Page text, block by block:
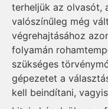
terheljük az olvasót,
valószínűleg még
végrehajtásához
folyamán
szükséges
gépezetet a
kell beindítani,